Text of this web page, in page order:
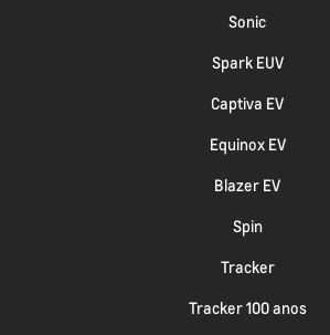
Sonic
Spark EUV
Captiva EV
Equinox EV
Blazer EV
Spin
Tracker
Tracker 100 anos